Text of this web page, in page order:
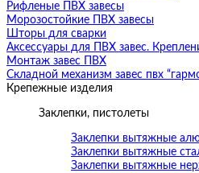
Рифленые ПВХ завесы
Морозостойкие ПВХ завесы
Шторы для сварки
Аксессуары для ПВХ завес.
Монтаж завес ПВХ
Складной механизм завес пвх
Крепежные изделия
Заклепки, пистолеты
Заклепки вытяжные
Заклепки вытяжные
Заклепки вытяжные